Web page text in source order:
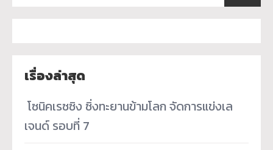
เรื่องล่าสุด
­ โซนิคเรซซิง ซิ่งทะยานข้ามโลก จัดการแข่งเล
เจนด์ รอบที่ 7